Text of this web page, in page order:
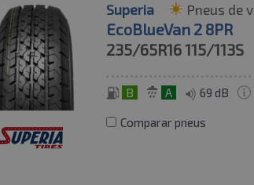
Superia Pneus de
EcoBlueVan 2 8PR
235/65R16115/113S
B A 69 dB
Comparar pneus